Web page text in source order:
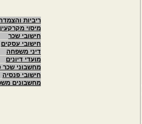
ריביות
מיסוי מקרקעין
חישובי שכר
חישובי עסקים
דיני משפחה
מועדי דיונים
מחשבוני שכר
חישובי פנסיה
מחשבונים